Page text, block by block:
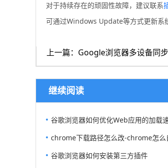
对于持续存在的顽固性故障，建议联系
可通过Windows Update等方式更新系
上一篇：Google浏览器多设备同
继续阅读
谷歌浏览器如何优化Web应用的加载
chrome下载路径怎么改-chrome怎么
谷歌浏览器如何安装第三方插件